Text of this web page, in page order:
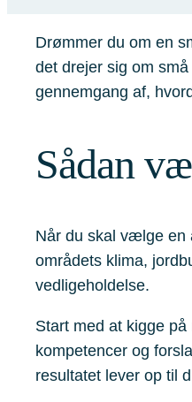
Drømmer du om en
det drejer sig om
gennemgang af,
Sådan
Når du skal vælge en
områdets klima,
vedligeholdelse.
Start med at kigge
kompetencer og
resultatet lever op til